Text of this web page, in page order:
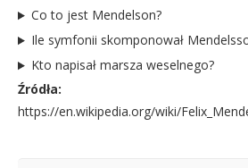
Co to jest Mendelson?
Ile symfonii skomponował
Kto napisał marsza weselnego?
Źródła:
https://en.wikipedia.org/wiki/